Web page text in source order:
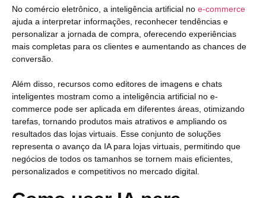
No comércio eletrônico, a inteligência artificial no e-commerce
ajuda a interpretar informações, reconhecer tendências e
personalizar a jornada de compra, oferecendo experiências
mais completas para os clientes e aumentando as chances de
conversão.
Além disso, recursos como editores de imagens e chats
inteligentes mostram como a inteligência artificial no e-
commerce pode ser aplicada em diferentes áreas, otimizando
tarefas, tornando produtos mais atrativos e ampliando os
resultados das lojas virtuais. Esse conjunto de soluções
representa o avanço da IA para lojas virtuais, permitindo que
negócios de todos os tamanhos se tornem mais eficientes,
personalizados e competitivos no mercado digital.